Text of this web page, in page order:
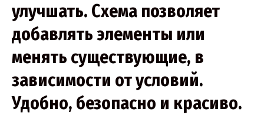
улучшать. Схема позволяет
добавлять элементы или
менять существующие, в
зависимости от условий.
Удобно, безопасно и красиво.